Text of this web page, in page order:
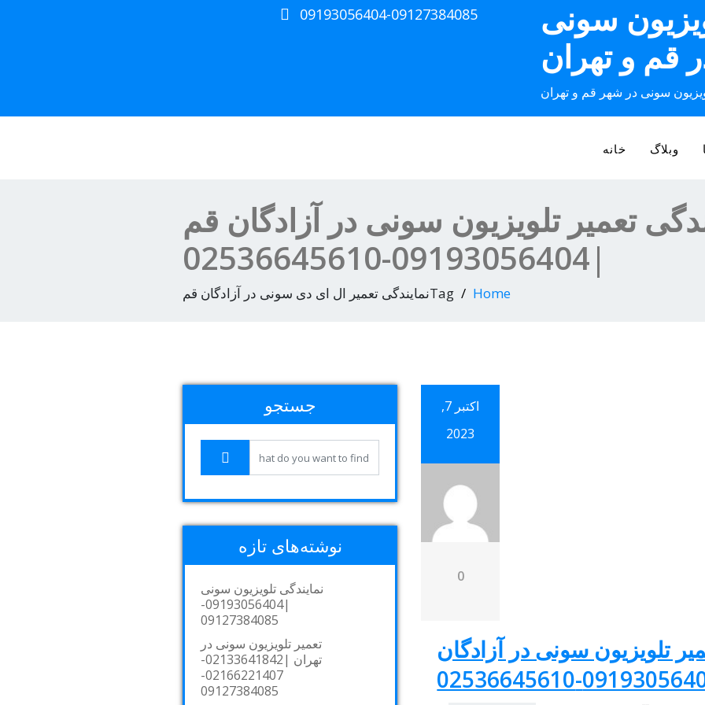
سونی
قم و تهران
سونی در شهر قم و تهران
09193056404-09127384085
خانه وبلاگ
تعمیر تلویزیون سونی در آزادگان قم
|09193056404-02536645610
Home Tagنمایندگی تعمیر ال ای دی سونی در آزادگان قم
اکتبر 7,
2023
0
تلویزیون سونی در آزادگان
جستجو
نوشته‌های تازه
نمایندگی تلویزیون سونی
|09193056404-
09127384085
تعمیر تلویزیون سونی در
تهران |02133641842-
02166221407-
09127384085